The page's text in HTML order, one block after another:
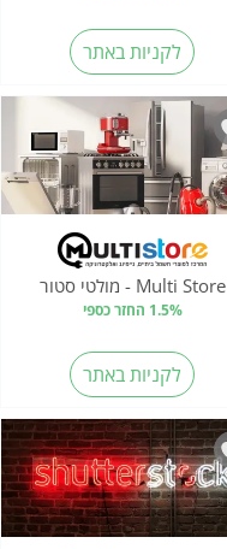
לקניות באתר
Multi Store - מולטי סטור
1.5% החזר כספי
לקניות באתר